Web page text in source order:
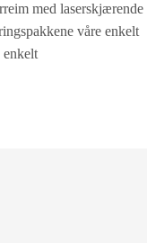
med
våre enkelt
enkelt